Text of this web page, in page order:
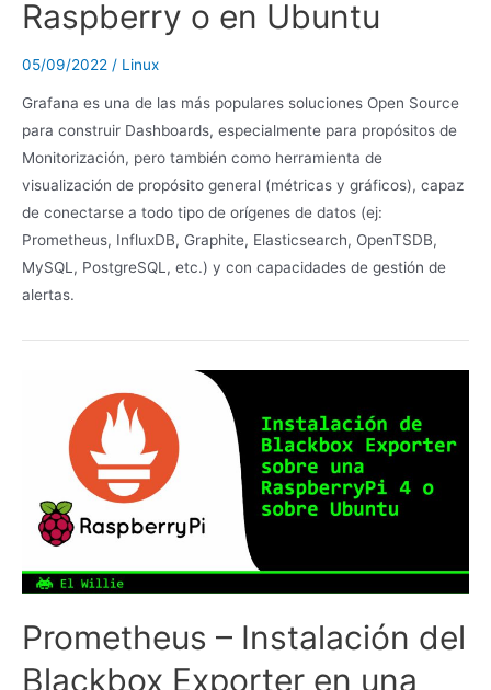
Raspberry o en Ubuntu
05/09/2022 / Linux
Grafana es una de las más populares soluciones Open Source
para construir Dashboards, especialmente para propósitos de
Monitorización, pero también como herramienta de
visualización de propósito general (métricas y gráficos), capaz
de conectarse a todo tipo de orígenes de datos (ej:
Prometheus, InfluxDB, Graphite, Elasticsearch, OpenTSDB,
MySQL, PostgreSQL, etc.) y con capacidades de gestión de
alertas.
Prometheus – Instalación del
Blackbox Exporter en una